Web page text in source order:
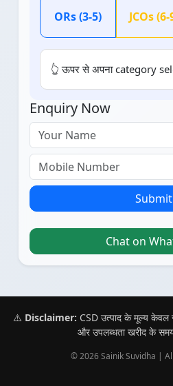
ORs (3-5) JCOs (6-
👆 ऊपर से अपना category
Enquiry Now
Submit
Chat on
⚠️ Disclaimer: CSD उत्पाद के मूल्य केवल
और उपलब्धता खरीद के
© 2026 Sainik Suvidha |